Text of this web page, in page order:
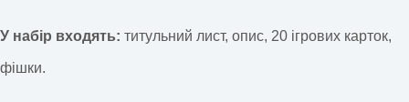
У набір входять: титульний лист, опис, 20 ігрових карток,
фішки.